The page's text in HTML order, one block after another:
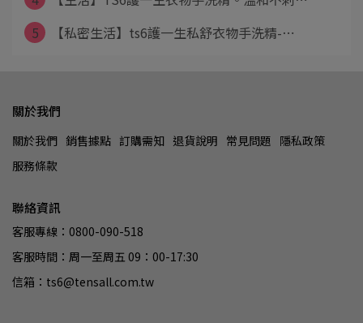
5
【私密生活】ts6護一生私舒衣物手洗精-⋯
關於我們
關於我們 銷售據點 訂購需知 退貨說明 常見問題 隱私政策
服務條款
聯絡資訊
客服專線：0800-090-518
客服時間：周一至周五 09：00-17:30
信箱：ts6@tensall.com.tw